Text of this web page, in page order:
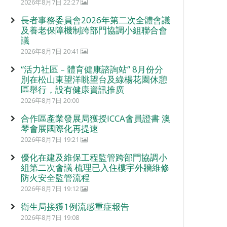
2026年8月7日 22:27
長者事務委員會2026年第二次全體會議
及養老保障機制跨部門協調小組聯合會
議
2026年8月7日 20:41
“活力社區 – 體育健康諮詢站” 8月份分
別在松山東望洋眺望台及綠楊花園休憩
區舉行，設有健康資訊推廣
2026年8月7日 20:00
合作區產業發展局獲授ICCA會員證書 澳
琴會展國際化再提速
2026年8月7日 19:21
優化在建及維保工程監管跨部門協調小
組第二次會議 梳理已入住樓宇外牆維修
防火安全監管流程
2026年8月7日 19:12
衛生局接獲1例流感重症報告
2026年8月7日 19:08